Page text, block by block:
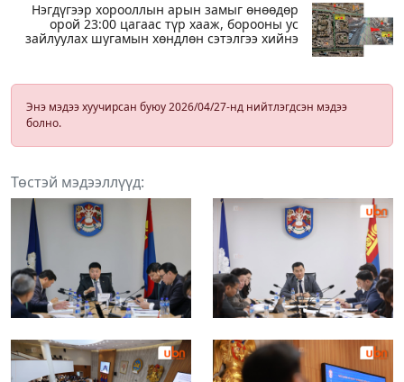
Нэгдүгээр хорооллын арын замыг өнөөдөр
орой 23:00 цагаас түр хааж, борооны ус
зайлуулах шугамын хөндлөн сэтэлгээ хийнэ
Энэ мэдээ хуучирсан буюу 2026/04/27-нд нийтлэгдсэн мэдээ
болно.
Төстэй мэдээллүүд: